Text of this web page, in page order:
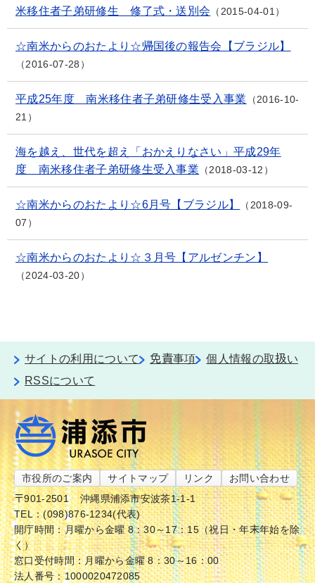
米移住者子弟研修生 修了式・送別会
2015-04-01
☆南米からのおたより☆帰国後の報告会【ブラジル】
2016-07-28
平成25年度 南米移住者子弟研修生受入事業
2016-10-
21
海を越え、世代を超え「おかえりなさい」平成29年
度 南米移住者子弟研修生受入事業
2018-03-12
☆南米からのおたより☆6月号【ブラジル】
2018-09-
07
☆南米からのおたより☆３月号【アルゼンチン】
2024-03-20
サイトの利用について 免責事項
個人情報の取扱い
RSSについて
市役所のご案内 サイトマップ リンク
お問い合わせ
〒901-2501
沖縄県浦添市安波茶1-1-1
TEL：(098)876-1234(代表)
開庁時間：月曜から金曜 8：30～17：15（祝日・年末年始を除
く）
窓口受付時間：月曜から金曜 8：30～16：00
法人番号：1000020472085